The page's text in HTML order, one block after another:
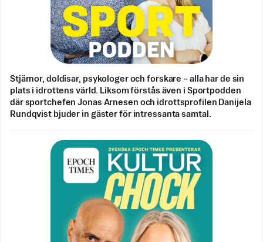
Stjärnor, doldisar, psykologer och forskare – alla har de sin
plats i idrottens värld. Liksom förstås även i Sportpodden
där sportchefen Jonas Arnesen och idrottsprofilen Danijela
Rundqvist bjuder in gäster för intressanta samtal.